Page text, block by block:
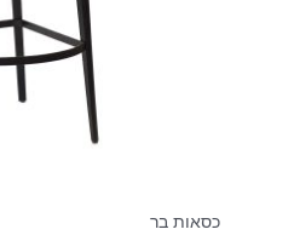
כסאות בר